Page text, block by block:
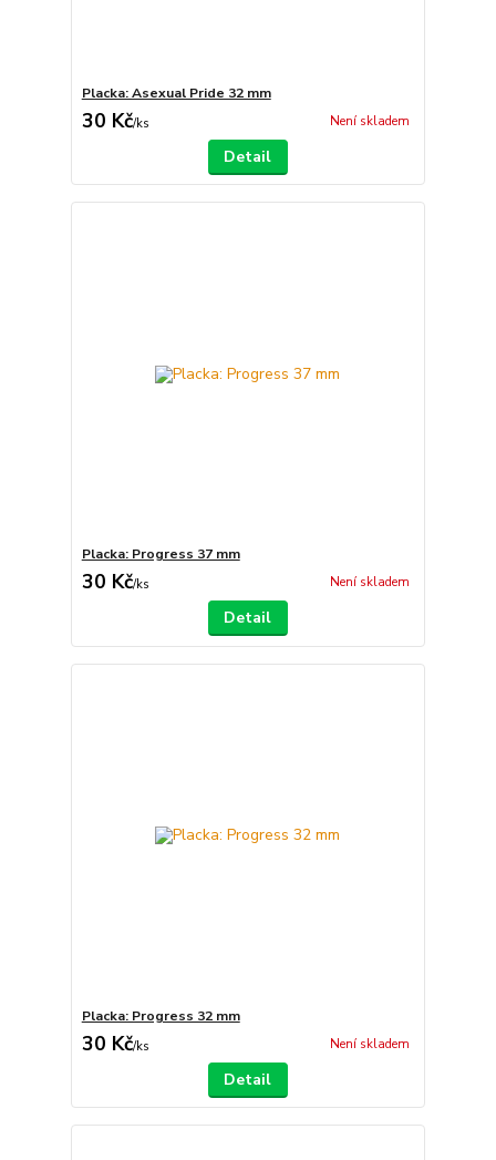
Placka: Asexual Pride 32 mm
30 Kč/ks Není skladem
Detail
Placka: Progress 37 mm
30 Kč/ks Není skladem
Detail
Placka: Progress 32 mm
30 Kč/ks Není skladem
Detail